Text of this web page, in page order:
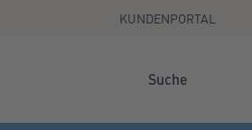
KUNDENPORTAL
Suche